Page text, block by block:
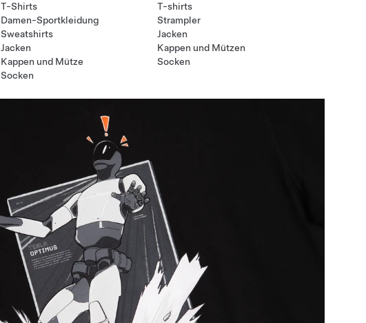
T-Shirts
Damen-Sportkleidung
Sweatshirts
Jacken
Kappen und Mütze
Socken
T-shirts
Strampler
Jacken
Kappen und Mützen
Socken